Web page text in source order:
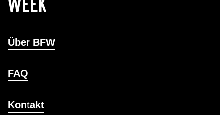
Über BFW
FAQ
Kontakt